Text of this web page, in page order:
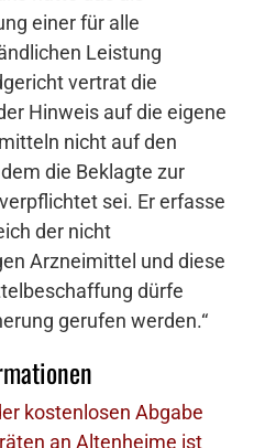
einer für alle
Leistung
vertrat die
Hinweis auf die eigene
nicht auf den
die Beklagte zur
sei. Er erfasse
der nicht
Arzneimittel und diese
dürfe
gerufen werden.“
kostenlosen Abgabe
an Altenheime ist